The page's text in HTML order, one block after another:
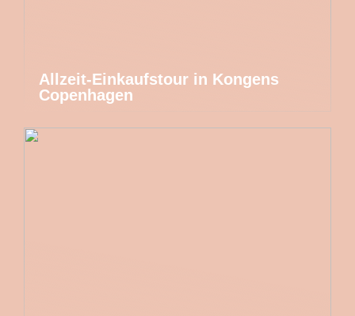
Allzeit-Einkaufstour in Kongens
Copenhagen